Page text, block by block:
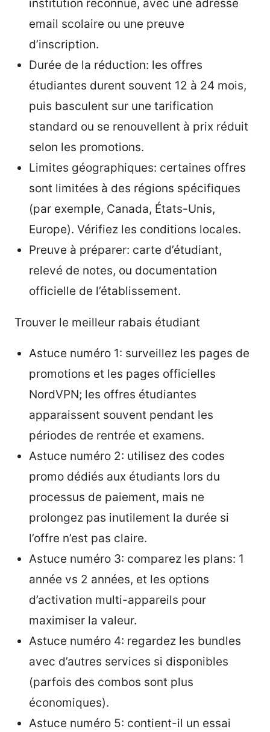
institution reconnue, avec une adresse
email scolaire ou une preuve
d’inscription.
Durée de la réduction: les offres
étudiantes durent souvent 12 à 24 mois,
puis basculent sur une tarification
standard ou se renouvellent à prix réduit
selon les promotions.
Limites géographiques: certaines offres
sont limitées à des régions spécifiques
(par exemple, Canada, États-Unis,
Europe). Vérifiez les conditions locales.
Preuve à préparer: carte d’étudiant,
relevé de notes, ou documentation
officielle de l’établissement.
Trouver le meilleur rabais étudiant
Astuce numéro 1: surveillez les pages de
promotions et les pages officielles
NordVPN; les offres étudiantes
apparaissent souvent pendant les
périodes de rentrée et examens.
Astuce numéro 2: utilisez des codes
promo dédiés aux étudiants lors du
processus de paiement, mais ne
prolongez pas inutilement la durée si
l’offre n’est pas claire.
Astuce numéro 3: comparez les plans: 1
année vs 2 années, et les options
d’activation multi-appareils pour
maximiser la valeur.
Astuce numéro 4: regardez les bundles
avec d’autres services si disponibles
(parfois des combos sont plus
économiques).
Astuce numéro 5: contient-il un essai